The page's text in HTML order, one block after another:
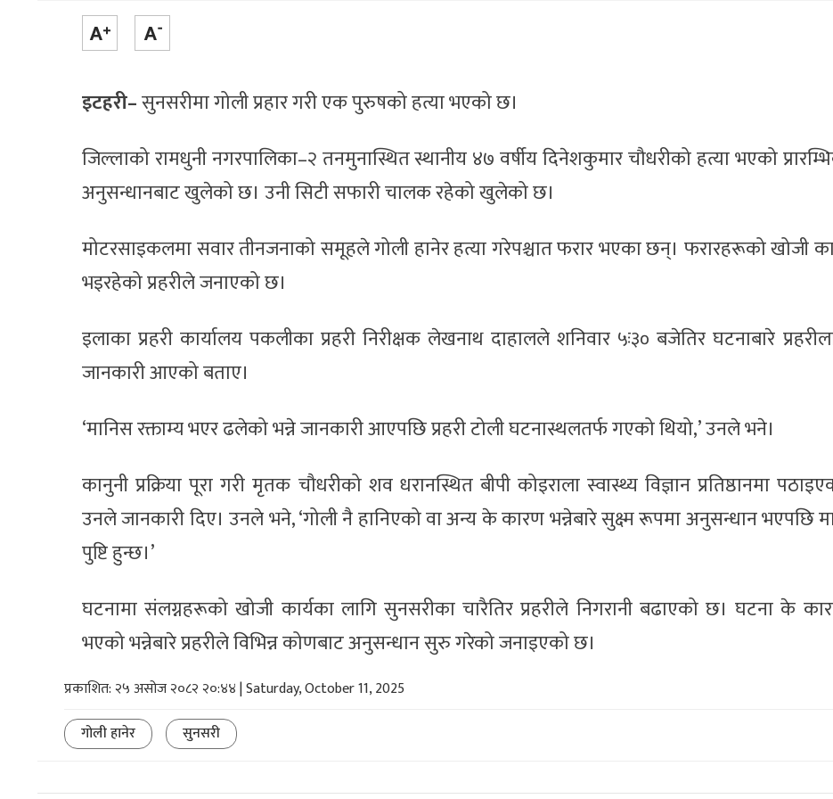
इटहरी–सुनसरीमा गोली प्रहार गरी एक पुरुषको हत्या भएको छ।
जिल्लाको रामधुनी नगरपालिका–२ तनमुनास्थित स्थानीय ४७ वर्षीय दिनेशकुमार चौधरीको हत्या भएको
अनुसन्धानबाट खुलेको छ। उनी सिटी सफारी चालक रहेको खुलेको छ।
मोटरसाइकलमा सवार तीनजनाको समूहले गोली हानेर हत्या गरेपश्चात फरार भएका छन्। फरारहरूको खोजी
भइरहेको प्रहरीले जनाएको छ।
इलाका प्रहरी कार्यालय पकलीका प्रहरी निरीक्षक लेखनाथ दाहालले शनिवार ५ः३० बजेतिर घटनाबारे
जानकारी आएको बताए।
‘मानिस रक्ताम्य भएर ढलेको भन्ने जानकारी आएपछि प्रहरी टोली घटनास्थलतर्फ गएको थियो,’ उनले भने।
कानुनी प्रक्रिया पूरा गरी मृतक चौधरीको शव धरानस्थित बीपी कोइराला स्वास्थ्य विज्ञान प्रतिष्ठानमा
उनले जानकारी दिए। उनले भने, ‘गोली नै हानिएको वा अन्य के कारण भन्नेबारे सुक्ष्म रूपमा अनुसन्धान भएपछि
पुष्टि हुन्छ।’
घटनामा संलग्नहरूको खोजी कार्यका लागि सुनसरीका चारैतिर प्रहरीले निगरानी बढाएको छ। घटना के
भएको भन्नेबारे प्रहरीले विभिन्न कोणबाट अनुसन्धान सुरु गरेको जनाइएको छ।
प्रकाशित: २५ असोज २०८२ २०:४४ | Saturday, October 11, 2025
गोली हानेर
सुनसरी